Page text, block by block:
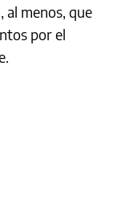
al menos, que
por el